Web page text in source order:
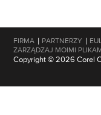
FIRMA | PARTNERZY |
ZARZĄDZAJ MOIMI
Copyright © 2026 Corel